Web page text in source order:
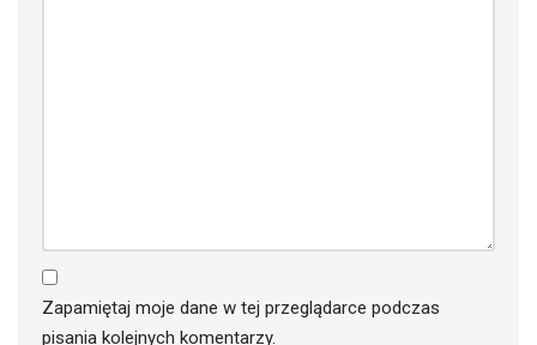
Zapamiętaj moje dane w tej przeglądarce podczas
pisania kolejnych komentarzy.